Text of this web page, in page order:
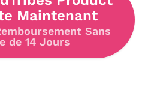
Maintenant
Sans
de 14 Jours